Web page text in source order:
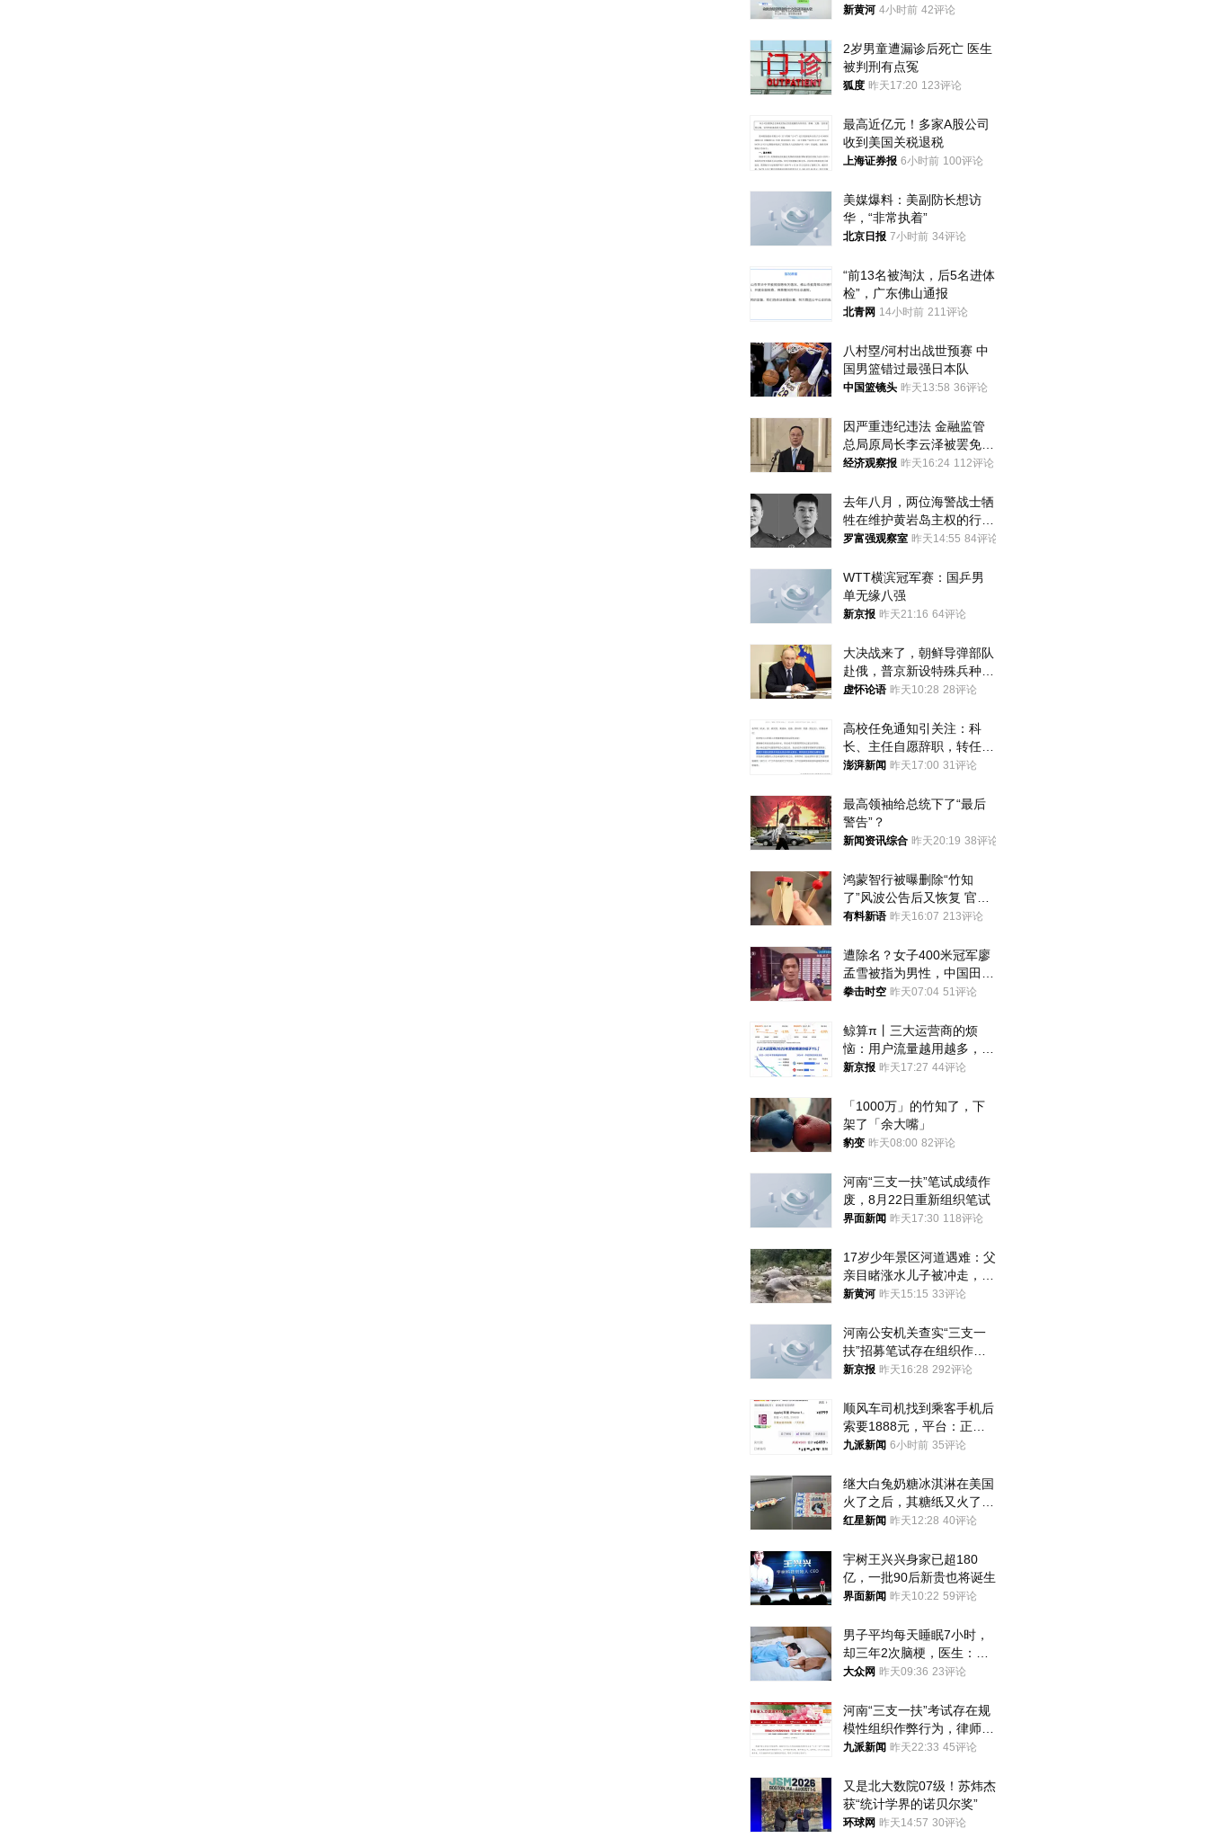
子傻眼了……
新黄河 4小时前 42评论
2岁男童遭漏诊后死亡 医生
被判刑有点冤
狐度 昨天17:20 123评论
最高近亿元！多家A股公司
收到美国关税退税
上海证券报 6小时前 100评论
美媒爆料：美副防长想访
华，“非常执着”
北京日报 7小时前 34评论
“前13名被淘汰，后5名进体
检”，广东佛山通报
北青网 14小时前 211评论
八村塁/河村出战世预赛 中
国男篮错过最强日本队
中国篮镜头 昨天13:58 36评论
因严重违纪违法 金融监管
总局原局长李云泽被罢免全
国人大代表
经济观察报 昨天16:24 112评论
去年八月，两位海警战士牺
牲在维护黄岩岛主权的行动
中
罗富强观察室 昨天14:55 84评论
WTT横滨冠军赛：国乒男
单无缘八强
新京报 昨天21:16 64评论
大决战来了，朝鲜导弹部队
赴俄，普京新设特殊兵种，
76岁老将扛旗
虚怀论语 昨天10:28 28评论
高校任免通知引关注：科
长、主任自愿辞职，转任思
政辅导员
澎湃新闻 昨天17:00 31评论
最高领袖给总统下了“最后
警告”？
新闻资讯综合 昨天20:19 38评论
鸿蒙智行被曝删除“竹知
了”风波公告后又恢复 官媒
曾力挺：劝华为要大度的，
有料新语 昨天16:07 213评论
遭除名？女子400米冠军廖
孟雪被指为男性，中国田协
默不作声
拳击时空 昨天07:04 51评论
鲸算π丨三大运营商的烦
恼：用户流量越用越多，收
入却越来越少
新京报 昨天17:27 44评论
「1000万」的竹知了，下
架了「余大嘴」
豹变 昨天08:00 82评论
河南“三支一扶”笔试成绩作
废，8月22日重新组织笔试
界面新闻 昨天17:30 118评论
17岁少年景区河道遇难：父
亲目睹涨水儿子被冲走，当
地排除上游泄洪，家属盼厘
新黄河 昨天15:15 33评论
河南公安机关查实“三支一
扶”招募笔试存在组织作弊
犯罪行为
新京报 昨天16:28 292评论
顺风车司机找到乘客手机后
索要1888元，平台：正和
司机沟通协商
九派新闻 6小时前 35评论
继大白兔奶糖冰淇淋在美国
火了之后，其糖纸又火了！
海外博主盛赞：平面设计经
红星新闻 昨天12:28 40评论
宇树王兴兴身家已超180
亿，一批90后新贵也将诞生
界面新闻 昨天10:22 59评论
男子平均每天睡眠7小时，
却三年2次脑梗，医生：这
样睡觉更伤身
大众网 昨天09:36 23评论
河南“三支一扶”考试存在规
模性组织作弊行为，律师：
涉嫌非法获取国家秘密罪等
九派新闻 昨天22:33 45评论
又是北大数院07级！苏炜杰
获“统计学界的诺贝尔奖”
环球网 昨天14:57 30评论